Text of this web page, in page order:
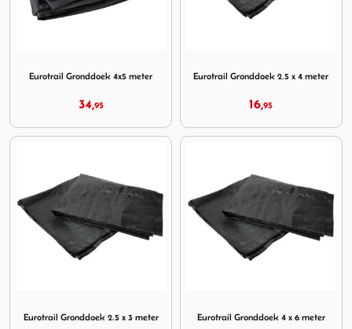
Eurotrail Gronddoek 4x5 meter
34,95
Eurotrail Gronddoek 2.5 x 4 meter
16,95
Eurotrail Gronddoek 2.5 x 3 meter Eurotrail Gronddoek 4 x 6 meter